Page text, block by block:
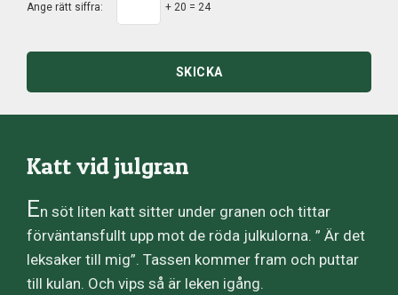
Ange rätt siffra: + 20 = 24
SKICKA
Katt vid julgran
En söt liten katt sitter under granen och tittar
förväntansfullt upp mot de röda julkulorna. ” Är det
leksaker till mig”. Tassen kommer fram och puttar
till kulan. Och vips så är leken igång.